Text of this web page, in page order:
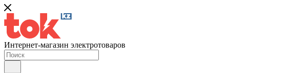
Интернет-магазин электротоваров